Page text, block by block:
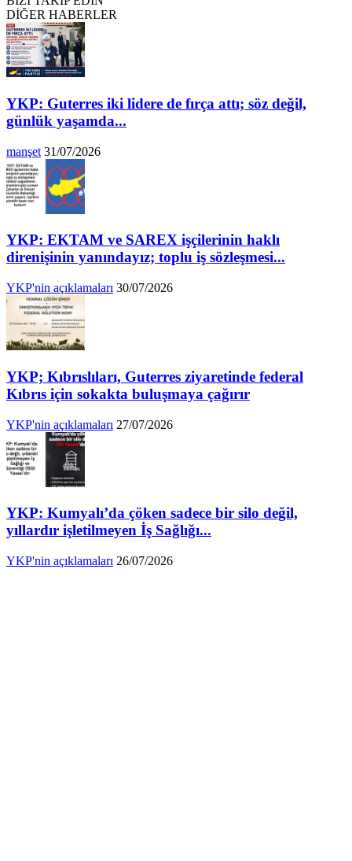
DİĞER HABERLER
YKP: Guterres iki lidere de fırça attı; söz değil,
günlük yaşamda...
manşet 31/07/2026
YKP: EKTAM ve SAREX işçilerinin haklı
direnişinin yanındayız; toplu iş sözleşmesi...
YKP'nin açıklamaları 30/07/2026
YKP; Kıbrıslıları, Guterres ziyaretinde federal
Kıbrıs için sokakta buluşmaya çağırır
YKP'nin açıklamaları 27/07/2026
YKP: Kumyalı’da çöken sadece bir silo değil,
yıllardır işletilmeyen İş Sağlığı...
YKP'nin açıklamaları 26/07/2026